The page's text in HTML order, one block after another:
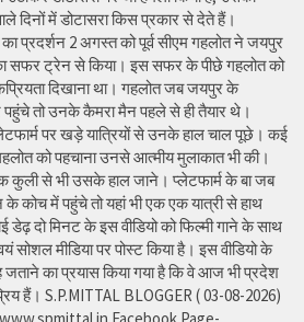
दिनों में डोटासरा किस प्रकार से देते हैं।
का प्रदर्शन 2 अगस्त को पूर्व सीएम गहलोत ने जयपुर
सफर ट्रेन से किया। इस सफर के पीछे गहलोत को
दिखाना था। गहलोत जब जयपुर के
पहुंचे तो उनके कैमरा मैन पहले से ही तैयार थे।
पर खड़े यात्रियों से उनके हाल चाल पूछे। कई
को पहचाना उनसे आत्मीय मुलाकात भी की।
कुली से भी उसके हाल जाने। प्लेटफार्म के बा जब
कोच में पहुंचे तो यहां भी एक एक यात्री से हाथ
डेढ़ दो मिनट के इस वीडियो को फिल्मी गाने के साथ
सोशल मीडिया पर पोस्ट किया है। इस वीडियो के
जताने का प्रयास किया गया है कि वे आज भी प्रदेश
हैं। S.P.MITTAL BLOGGER ( 03-08-2026)